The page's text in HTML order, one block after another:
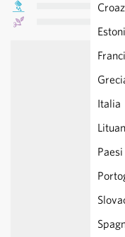
Italia